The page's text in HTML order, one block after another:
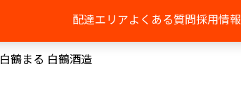
配達エリアよくある質問採用情報
白鶴まる 白鶴酒造